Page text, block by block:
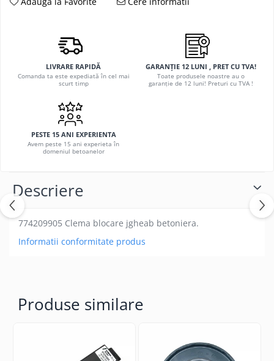
LIVRARE RAPIDĂ
Comanda ta este expediată în cel mai
scurt timp
GARANȚIE 12 LUNI , PRET CU TVA!
Toate produsele noastre au o
garanție de 12 luni! Preturi cu TVA !
PESTE 15 ANI EXPERIENTA
Avem peste 15 ani experieta în
domeniul betoanelor
Descriere
774209905 Clema blocare jgheab betoniera.
Informatii conformitate produs
Produse similare